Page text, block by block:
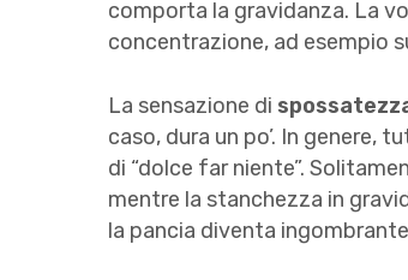
comporta la gravidanza. La
concentrazione, ad esempio
La sensazione di
caso, dura un po’. In
di “dolce far niente”.
mentre la stanchezza in
la pancia diventa